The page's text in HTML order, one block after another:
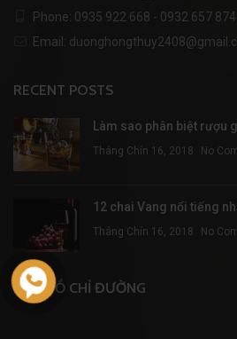
Phone: 0935 922 668 - 0932 657 874
Email:
RECENT POSTS
Làm sao phân biệt rượu
Tháng Chín 16, 2018 No
12 chai Vang nổi tiếng
Tháng Chín 16, 2018 No
BẢN ĐỒ CHỈ ĐƯỜNG